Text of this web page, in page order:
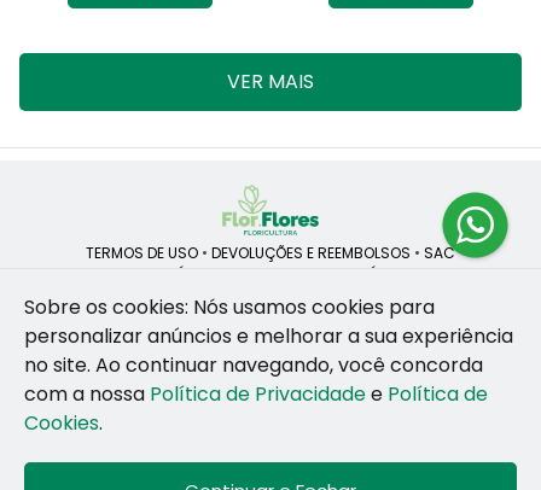
VER MAIS
TERMOS DE USO • DEVOLUÇÕES E REEMBOLSOS • SAC
POLÍTICA DE PRIVACIDADE POLÍTICA DE COOKIES
ROSANE CRISTINA LINS DE VESCONCELOS | CNPJ: 55.381.783/0001-92
CAIS SANTA RITA, no SN, BOX 34-35, Sao Jose - Recife - PE - 50020-
© 2024-2026 - Todos os direitos reservados - Desenvolvido por
Sobre os cookies: Nós usamos cookies para
personalizar anúncios e melhorar a sua experiência
no site. Ao continuar navegando, você concorda
com a nossa Política de Privacidadee Política de
Cookies.